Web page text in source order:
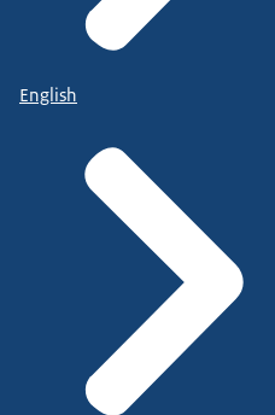
English